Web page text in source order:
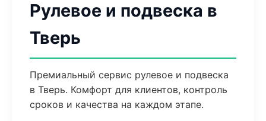
Рулевое и подвеска в
Тверь
Премиальный сервис рулевое и подвеска
в Тверь. Комфорт для клиентов, контроль
сроков и качества на каждом этапе.